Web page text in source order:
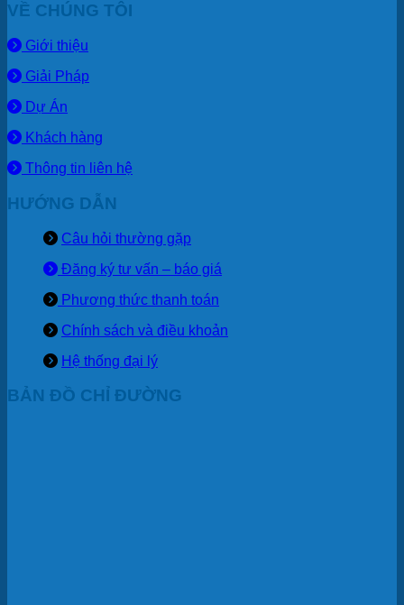
VỀ CHÚNG TÔI
Giới thiệu
Giải Pháp
Dự Án
Khách hàng
Thông tin liên hệ
HƯỚNG DẪN
Câu hỏi thường gặp
Đăng ký tư vấn – báo giá
Phương thức thanh toán
Chính sách và điều khoản
Hệ thống đại lý
BẢN ĐỒ CHỈ ĐƯỜNG